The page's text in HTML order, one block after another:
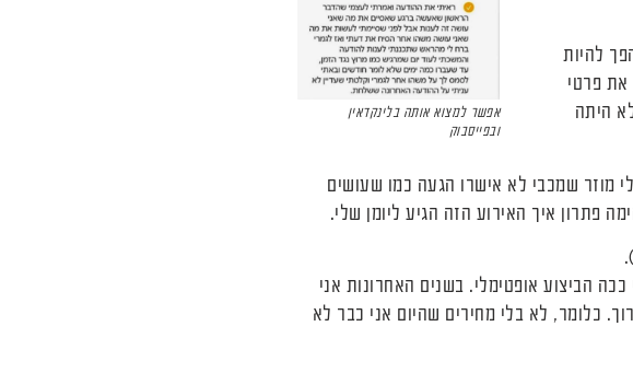
אפשר למצוא אותה בלינקדאין
ובפייסבוק
להיות
את פרטי
היתה
מוזר שמכבי לא אישרו הגעה כמו שעושים
פתרון איך האירוע הזה הגיע ליומן שלי.
שאני פועלת טוב תחת לחץ. דוחה משימות לדקה שאחרי ה99, כי ככה הביצוע אופטימלי. בשנים האחרונות אני
כלומר, לא בלי מחירים שהיום אני כבר לא